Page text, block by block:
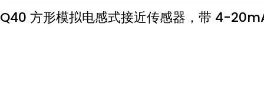
Q40 方形模拟电感式接近传感器，带 4-